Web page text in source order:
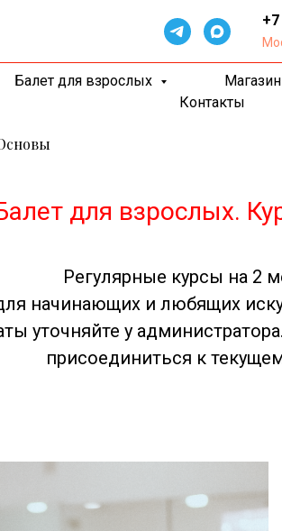
Балет для взрослых Магазин
Контакты
для взрослых.
Регулярные курсы на 2
начинающих и любящих
уточняйте у
присоединиться к